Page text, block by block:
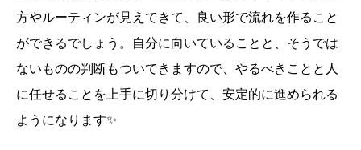
方やルーティンが見えてきて、良い形で流れを作ること
ができるでしょう。自分に向いていることと、そうでは
ないものの判断もついてきますので、やるべきことと人
に任せることを上手に切り分けて、安定的に進められる
ようになります✨